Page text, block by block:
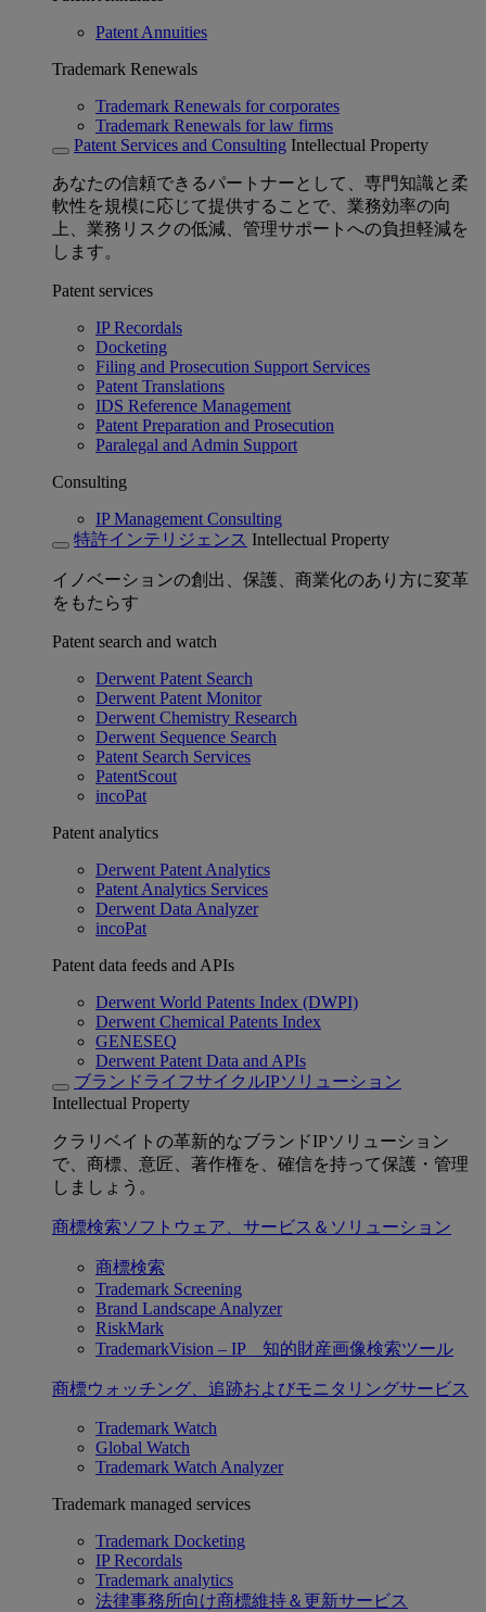
Patent Annuities
Trademark Renewals
Trademark Renewals for corporates
Trademark Renewals for law firms
Patent Services and Consulting Intellectual Property
あなたの信頼できるパートナーとして、専門知識と柔
軟性を規模に応じて提供することで、業務効率の向
上、業務リスクの低減、管理サポートへの負担軽減を
します。
Patent services
IP Recordals
Docketing
Filing and Prosecution Support Services
Patent Translations
IDS Reference Management
Patent Preparation and Prosecution
Paralegal and Admin Support
Consulting
IP Management Consulting
特許インテリジェンス Intellectual Property
イノベーションの創出、保護、商業化のあり方に変革
をもたらす
Patent search and watch
Derwent Patent Search
Derwent Patent Monitor
Derwent Chemistry Research
Derwent Sequence Search
Patent Search Services
PatentScout
incoPat
Patent analytics
Derwent Patent Analytics
Patent Analytics Services
Derwent Data Analyzer
incoPat
Patent data feeds and APIs
Derwent World Patents Index (DWPI)
Derwent Chemical Patents Index
GENESEQ
Derwent Patent Data and APIs
ブランドライフサイクルIPソリューション
Intellectual Property
クラリベイトの革新的なブランドIPソリューション
で、商標、意匠、著作権を、確信を持って保護・管理
しましょう。
商標検索ソフトウェア、サービス＆ソリューション
商標検索
Trademark Screening
Brand Landscape Analyzer
RiskMark
TrademarkVision – IP 知的財産画像検索ツール
商標ウォッチング、追跡およびモニタリングサービス
Trademark Watch
Global Watch
Trademark Watch Analyzer
Trademark managed services
Trademark Docketing
IP Recordals
Trademark analytics
法律事務所向け商標維持＆更新サービス